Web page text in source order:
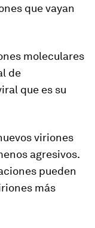
que vayan
moleculares
de
que es su
viriones
agresivos.
pueden
más